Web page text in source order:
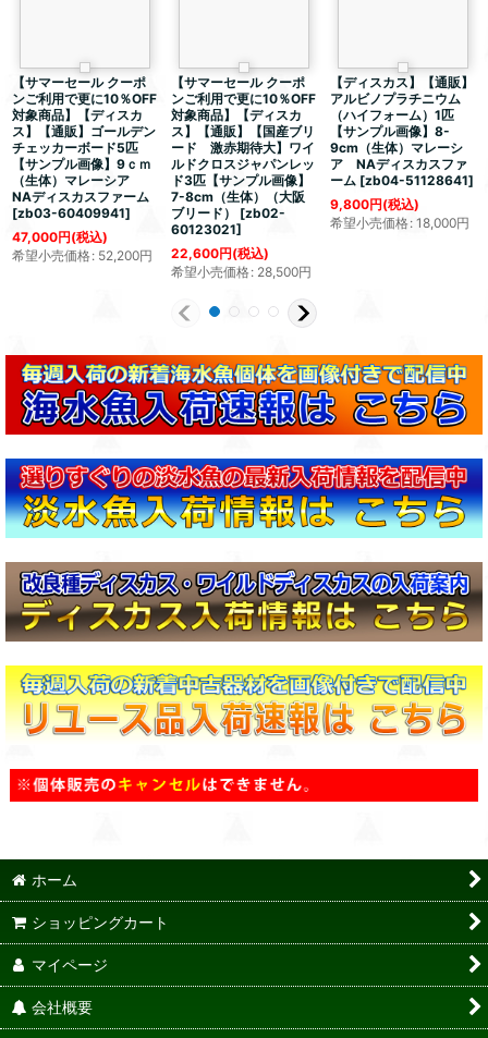
【サマーセール クーポ
ンご利用で更に10％OFF
対象商品】【ディスカ
ス】【通販】ゴールデン
チェッカーボード5匹
【サンプル画像】9ｃｍ
（生体）マレーシア
NAディスカスファーム
[zb03-60409941]
47,000円(税込)
希望小売価格: 52,200円
【サマーセール クーポ
ンご利用で更に10％OFF
対象商品】【ディスカ
ス】【通販】【国産ブリ
ード 激赤期待大】ワイ
ルドクロスジャパンレッ
ド3匹【サンプル画像】
7-8cm（生体）（大阪
ブリード）
[zb02-
60123021]
22,600円(税込)
希望小売価格: 28,500円
【ディスカス】【通販】
アルビノプラチニウム
（ハイフォーム）1匹
【サンプル画像】8-
9cm（生体）マレーシ
ア NAディスカスファ
ーム [zb04-51128641]
9,800円(税込)
希望小売価格 : 18,000円
ホーム
ショッピングカート
マイページ
会社概要